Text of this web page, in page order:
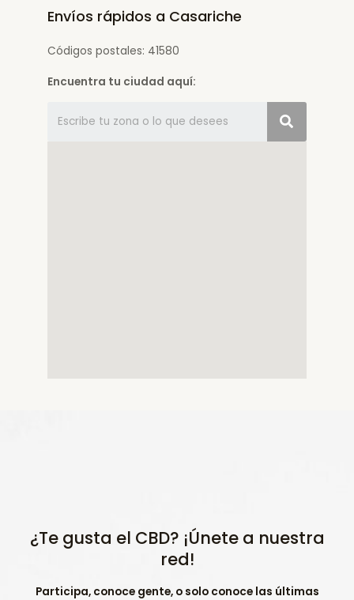
Envíos rápidos a Casariche
Códigos postales: 41580
Encuentra tu ciudad aquí:
¿Te gusta el CBD? ¡Únete a nuestra
red!
Participa, conoce gente, o solo conoce las últimas